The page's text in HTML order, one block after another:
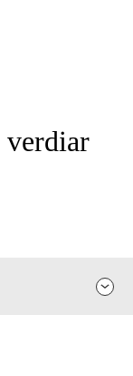
verdiar